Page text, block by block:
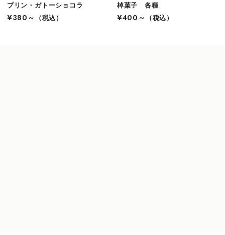
プリン・ガトーショコラ
¥380～
（税込）
棹菓子 各種
¥400～
（税込）